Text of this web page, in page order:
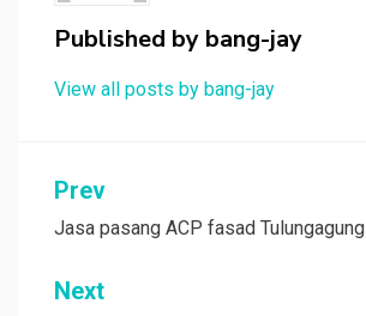
Published by bang-jay
View all posts by bang-jay
Post
navigation
Prev
Jasa pasang ACP fasad Tulungagung
Next